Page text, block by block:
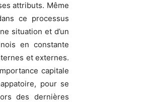
attributs. Même
ce processus
situation et d’un
en constante
et externes.
capitale
pour se
des dernières